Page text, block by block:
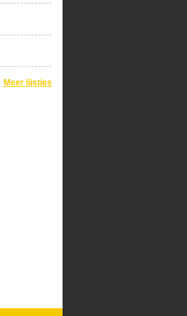
Meer lijstjes